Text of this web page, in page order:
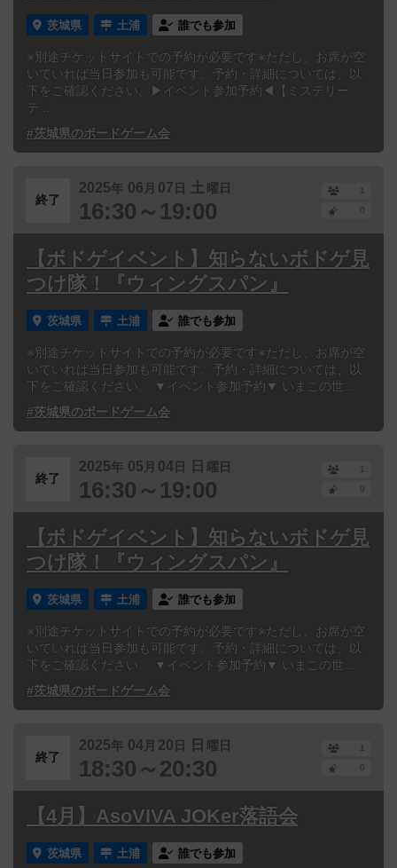
茨城県 土浦 誰でも参加
※別途チケットサイトでの予約が必要です※ただし、お席が空
いていれば当日参加も可能です。予約・詳細については、以
下をご確認ください。▶イベント参加予約◀【ミステリー
テ...
#茨城県のボードゲーム会
終了
2025年 06 月 07 日 土 曜日
16:30～19:00
1
0
【ボドゲイベント】知らないボドゲ見
つけ隊！『ウィングスパン』
茨城県 土浦 誰でも参加
※別途チケットサイトでの予約が必要です※ただし、お席が空
いていれば当日参加も可能です。予約・詳細については、以
下をご確認ください。 ▼イベント参加予約▼ いまこの世...
#茨城県のボードゲーム会
終了
2025年 05 月 04 日 日 曜日
16:30～19:00
1
0
【ボドゲイベント】知らないボドゲ見
つけ隊！『ウィングスパン』
茨城県 土浦 誰でも参加
※別途チケットサイトでの予約が必要です※ただし、お席が空
いていれば当日参加も可能です。予約・詳細については、以
下をご確認ください。 ▼イベント参加予約▼ いまこの世...
#茨城県のボードゲーム会
終了
2025年 04月 20 日 日 曜日
18:30～20:30
1
0
【4月】AsoVIVA JOKer落語会
茨城県 土浦 誰でも参加